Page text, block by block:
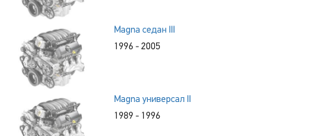
Magna седан III
1996 - 2005
Magna универсал II
1989 - 1996